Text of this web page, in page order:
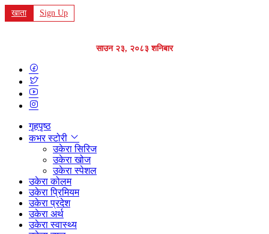
खाता Sign Up
साउन २३, २०८३ शनिबार
गृहपृष्ठ
कभर स्टोरी
उकेरा सिरिज
उकेरा खोज
उकेरा स्पेशल
उकेरा कोलम
उकेरा प्रिमियम
उकेरा प्रदेश
उकेरा अर्थ
उकेरा स्वास्थ्य